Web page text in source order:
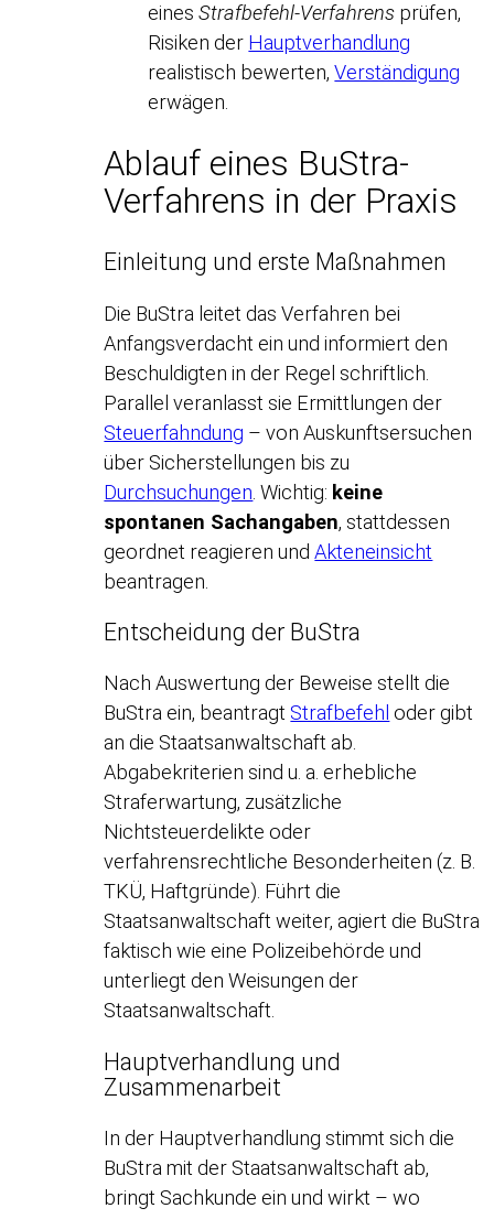
einesStrafbefehl-Verfahrens prüfen,
Risiken der Hauptverhandlung
realistisch bewerten,Verständigung
erwägen.
Ablauf eines BuStra-
Verfahrens in der Praxis
Einleitung und erste Maßnahmen
Die BuStra leitet das Verfahren bei
Anfangsverdacht ein und informiert den
Beschuldigten in der Regel schriftlich.
Parallel veranlasst sie Ermittlungen der
Steuerfahndung – von Auskunftsersuchen
über Sicherstellungen bis zu
Durchsuchungen . Wichtig: keine
spontanen Sachangaben, stattdessen
geordnet reagieren undAkteneinsicht
beantragen.
Entscheidung der BuStra
Nach Auswertung der Beweise stellt die
BuStra ein, beantragtStrafbefehl oder gibt
an die Staatsanwaltschaft ab.
Abgabekriterien sind u. a. erhebliche
Straferwartung, zusätzliche
Nichtsteuerdelikte oder
verfahrensrechtliche Besonderheiten (z. B.
TKÜ, Haftgründe). Führt die
Staatsanwaltschaft weiter, agiert die BuStra
faktisch wie eine Polizeibehörde und
unterliegt den Weisungen der
Staatsanwaltschaft.
Hauptverhandlung und
Zusammenarbeit
In der Hauptverhandlung stimmt sich die
BuStra mit der Staatsanwaltschaft ab,
bringt Sachkunde ein und wirkt – wo